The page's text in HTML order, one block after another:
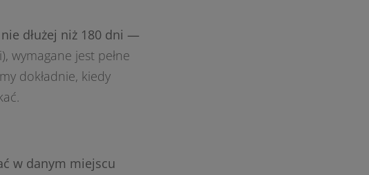
dłużej niż 180 dni —
wymagane jest pełne
dokładnie, kiedy
w danym miejscu